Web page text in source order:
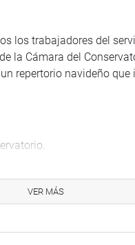
los trabajadores del
la Cámara del
repertorio navideño que
VER MÁS